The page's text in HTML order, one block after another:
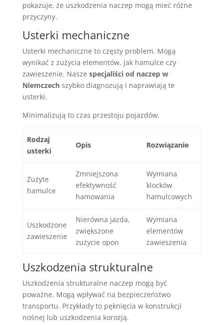
pokazuje, że uszkodzenia naczep mogą mieć różne
przyczyny.
Usterki mechaniczne
Usterki mechaniczne to częsty problem. Mogą
wynikać z zużycia elementów, jak hamulce czy
zawieszenie. Nasze specjaliści od naczep w
Niemczechszybko diagnozują i naprawiają te
usterki.
Minimalizują to czas przestoju pojazdów.
Rodzaj
usterki
Opis Rozwiązanie
Zużyte
hamulce
Zmniejszona
efektywność
hamowania
Wymiana
klocków
hamulcowych
Uszkodzone
zawieszenie
Nierówna jazda,
zwiększone
zużycie opon
Wymiana
elementów
zawieszenia
Uszkodzenia strukturalne
Uszkodzenia strukturalne naczep mogą być
poważne. Mogą wpływać na bezpieczeństwo
transportu. Przykłady to pęknięcia w konstrukcji
nośnej lub uszkodzenia korozją.